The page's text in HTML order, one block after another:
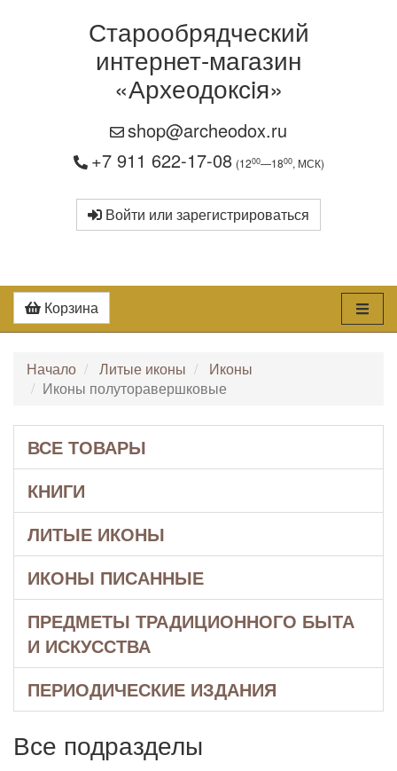
Старообрядческий
интернет-магазин
«Археодоксiя»
shop@archeodox.ru
+7 911 622-17-08 (1200—1800, МСК)
Войти или зарегистрироваться
Корзина
Начало Литые иконы
Иконы
Иконы полуторавершковые
ВСЕ ТОВАРЫ
КНИГИ
ЛИТЫЕ ИКОНЫ
ИКОНЫ ПИСАННЫЕ
ПРЕДМЕТЫ ТРАДИЦИОННОГО БЫТА
И ИСКУССТВА
ПЕРИОДИЧЕСКИЕ ИЗДАНИЯ
Все подразделы